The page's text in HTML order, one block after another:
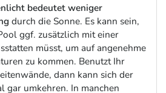
bedeutet weniger
durch die Sonne. Es kann sein,
ggf. zusätzlich mit einer
müsst, um auf angenehme
zu kommen. Benutzt Ihr
dann kann sich der
gar umkehren. In manchen